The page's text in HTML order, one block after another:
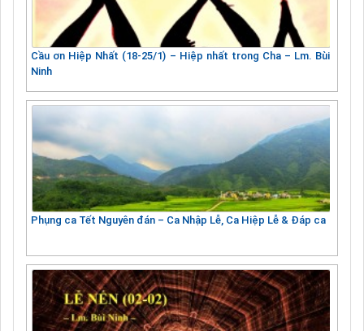
Cầu ơn Hiệp Nhất (18-25/1) – Hiệp nhất trong Cha – Lm. Bùi
Ninh
Phụng ca Tết Nguyên đán – Ca Nhập Lễ, Ca Hiệp Lễ & Đáp ca